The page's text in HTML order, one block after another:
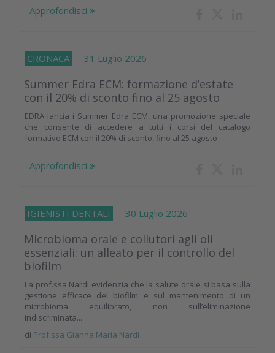
Approfondisci
CRONACA 31 Luglio 2026
Summer Edra ECM: formazione d’estate
con il 20% di sconto fino al 25 agosto
EDRA lancia i Summer Edra ECM, una promozione speciale
che consente di accedere a tutti i corsi del catalogo
formativo ECM con il 20% di sconto, fino al 25 agosto
Approfondisci
IGIENISTI DENTALI 30 Luglio 2026
Microbioma orale e collutori agli oli
essenziali: un alleato per il controllo del
biofilm
La prof.ssa Nardi evidenzia che la salute orale si basa sulla
gestione efficace del biofilm e sul mantenimento di un
microbioma equilibrato, non sull’eliminazione
indiscriminata...
di Prof.ssa Gianna Maria Nardi